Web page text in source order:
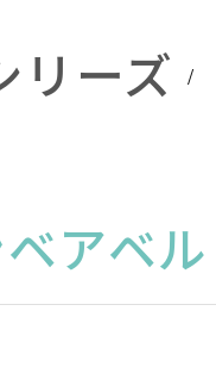
FEP
PFA
テフ
用グ
テフ
テフ
ロンガテフ
テフ
ロン加テフ
チューブ
面イン
レース
イン
パ
リーズ
アベル